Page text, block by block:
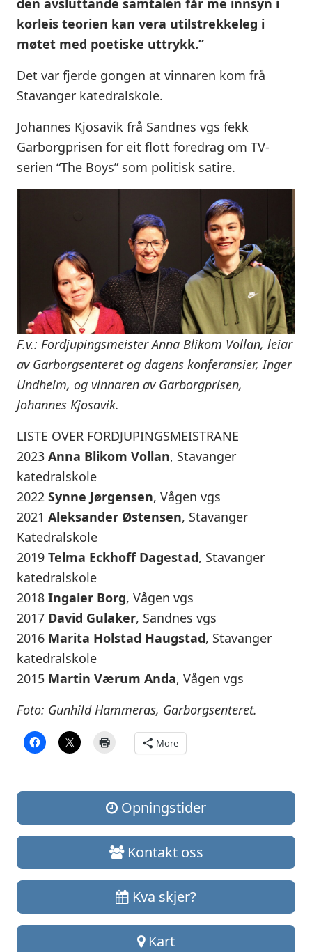
den avsluttande samtalen får me innsyn i
korleis teorien kan vera utilstrekkeleg i
møtet med poetiske uttrykk.”
Det var fjerde gongen at vinnaren kom frå
Stavanger katedralskole.
Johannes Kjosavik frå Sandnes vgs fekk
Garborgprisen for eit flott foredrag om TV-
serien “The Boys” som politisk satire.
F.v.: Fordjupingsmeister Anna Blikom Vollan, leiar
av Garborgsenteret og dagens konferansier, Inger
Undheim, og vinnaren av Garborgprisen,
Johannes Kjosavik.
LISTE OVER FORDJUPINGSMEISTRANE
2023 Anna Blikom Vollan, Stavanger
katedralskole
2022 Synne Jørgensen, Vågen vgs
2021 Aleksander Østensen, Stavanger
Katedralskole
2019 Telma Eckhoff Dagestad, Stavanger
katedralskole
2018 Ingaler Borg, Vågen vgs
2017 David Gulaker, Sandnes vgs
2016 Marita Holstad Haugstad, Stavanger
katedralskole
2015 Martin Værum Anda, Vågen vgs
Foto: Gunhild Hammeras, Garborgsenteret.
More
Opningstider
Kontakt oss
Kva skjer?
Kart